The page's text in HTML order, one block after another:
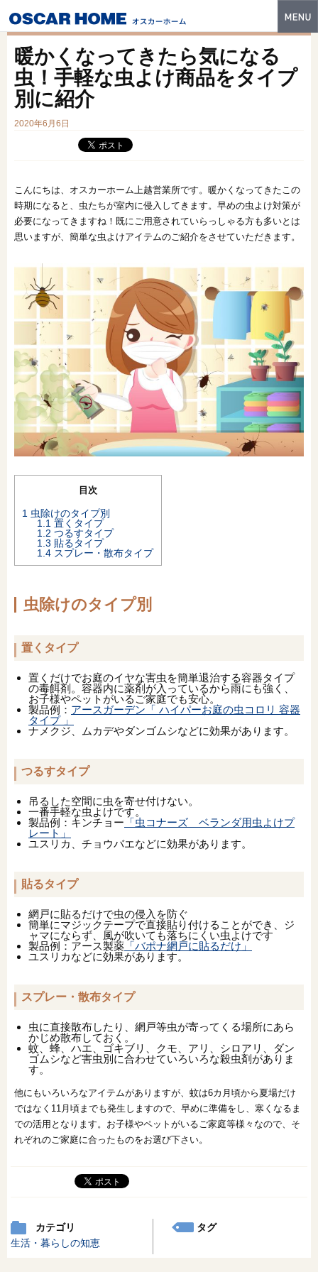
特長
建築実例
フォトギャラリー
スマートセレクト
土地情報
オンライン相談会
暖かくなってきたら気になる
虫！手軽な虫よけ商品をタイプ
別に紹介
2020年6月6日
こんにちは、オスカーホーム上越営業所です。暖かくなってきたこの
時期になると、虫たちが室内に侵入してきます。早めの虫よけ対策が
必要になってきますね！既にご用意されていらっしゃる方も多いとは
思いますが、簡単な虫よけアイテムのご紹介をさせていただきます。
目次
1 虫除けのタイプ別
1.1 置くタイプ
1.2 つるすタイプ
1.3 貼るタイプ
1.4 スプレー・散布タイプ
虫除けのタイプ別
置くタイプ
置くだけでお庭のイヤな害虫を簡単退治する容器タイプ
の毒餌剤。容器内に薬剤が入っているから雨にも強く、
お子様やペットがいるご家庭でも安心。
製品例： アースガーデン「 ハイパーお庭の虫コロリ 容器
タイプ 」
ナメクジ、ムカデやダンゴムシなどに効果があります。
つるすタイプ
吊るした空間に虫を寄せ付けない。
一番手軽な虫よけです。
製品例：キンチョー 「虫コナーズ ベランダ用虫よけプ
レート」
ユスリカ、チョウバエなどに効果があります。
貼るタイプ
網戸に貼るだけで虫の侵入を防ぐ
簡単にマジックテープで直接貼り付けることができ、ジ
ャマにならず、風が吹いても落ちにくい虫よけです
製品例：アース製薬 「バポナ網戸に貼るだけ」
ユスリカなどに効果があります。
スプレー・散布タイプ
虫に直接散布したり、網戸等虫が寄ってくる場所にあら
かじめ散布しておく。
蚊、蜂、ハエ、ゴキブリ、クモ、アリ、シロアリ、ダン
ゴムシなど害虫別に合わせていろいろな殺虫剤がありま
す。
他にもいろいろなアイテムがありますが、蚊は6カ月頃から夏場だけ
ではなく11月頃までも発生しますので、早めに準備をし、寒くなるま
での活用となります。お子様やペットがいるご家庭等様々なので、そ
れぞれのご家庭に合ったものをお選び下さい。
カテゴリ
生活・暮らしの知恵
タグ